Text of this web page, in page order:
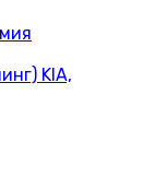
KIA,